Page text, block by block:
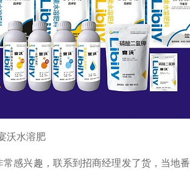
沃水溶肥
常感兴趣，联系到招商经理发了货，当地